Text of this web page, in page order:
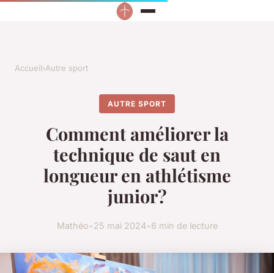
Accueil›Autre sport
AUTRE SPORT
Comment améliorer la
technique de saut en
longueur en athlétisme
junior?
Mathéo•25 mai 2024•6 min de lecture